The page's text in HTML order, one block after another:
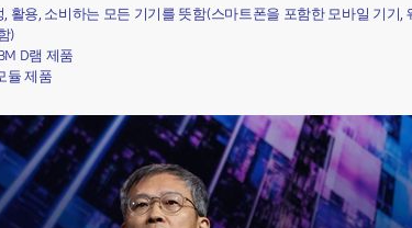
활용, 소비하는 모든 기기를 뜻함(스마트폰을 포함한 모바일 기기
)
D램 제품
듈 제품